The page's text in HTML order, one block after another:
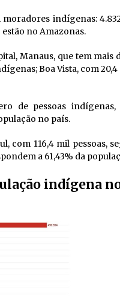
indígenas:
no Amazonas.
Manaus, que tem mais
Boa Vista, com 20,4
de pessoas
no país.
com 116,4 mil pessoas,
a 61,43% da
indígena